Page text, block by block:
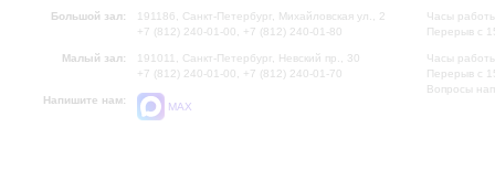
Большой зал:
191186, Санкт-Петербург, Михайловская ул., 2
+7 (812) 240-01-00, +7 (812) 240-01-80
Малый зал:
191011, Санкт-Петербург, Невский пр., 30
+7 (812) 240-01-00, +7 (812) 240-01-70
Напишите нам:
MAX
Часы
Перерыв с
Часы
Перерыв с
Вопросы